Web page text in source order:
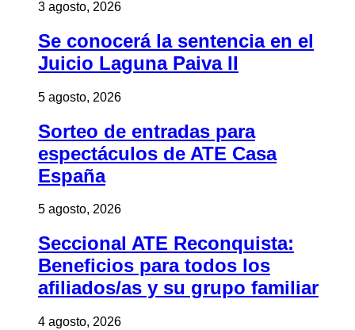
3 agosto, 2026
Se conocerá la sentencia en el
Juicio Laguna Paiva II
5 agosto, 2026
Sorteo de entradas para
espectáculos de ATE Casa
España
5 agosto, 2026
Seccional ATE Reconquista:
Beneficios para todos los
afiliados/as y su grupo familiar
4 agosto, 2026